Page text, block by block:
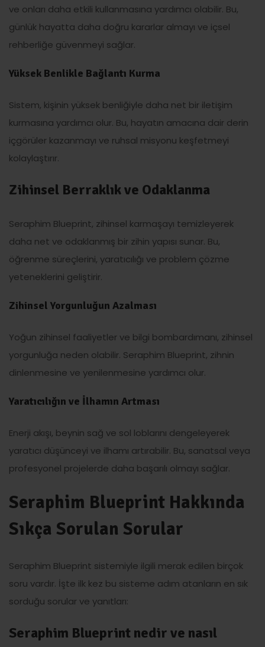
ve onları daha etkili kullanmasına yardımcı olabilir. Bu,
günlük hayatta daha doğru kararlar almayı ve içsel
rehberliğe güvenmeyi sağlar.
Yüksek Benlikle Bağlantı Kurma
Sistem, kişinin yüksek benliğiyle daha net bir iletişim
kurmasına yardımcı olur. Bu, hayatın amacına dair derin
içgörüler kazanmayı ve ruhsal misyonu keşfetmeyi
kolaylaştırır.
Zihinsel Berraklık ve Odaklanma
Seraphim Blueprint, zihinsel karmaşayı temizleyerek
daha net ve odaklanmış bir zihin yapısı sunar. Bu,
öğrenme süreçlerini, yaratıcılığı ve problem çözme
yeteneklerini geliştirir.
Zihinsel Yorgunluğun Azalması
Yoğun zihinsel faaliyetler ve bilgi bombardımanı, zihinsel
yorgunluğa neden olabilir. Seraphim Blueprint, zihnin
dinlenmesine ve yenilenmesine yardımcı olur.
Yaratıcılığın ve İlhamın Artması
Enerji akışı, beynin sağ ve sol loblarını dengeleyerek
yaratıcı düşünceyi ve ilhamı artırabilir. Bu, sanatsal veya
profesyonel projelerde daha başarılı olmayı sağlar.
Seraphim Blueprint Hakkında
Sıkça Sorulan Sorular
Seraphim Blueprint sistemiyle ilgili merak edilen birçok
soru vardır. İşte ilk kez bu sisteme adım atanların en sık
sorduğu sorular ve yanıtları:
Seraphim Blueprint nedir ve nasıl